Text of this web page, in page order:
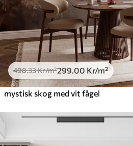
498.33Kr/m²299 .00 Kr/m²
mystisk skog med vit fågel